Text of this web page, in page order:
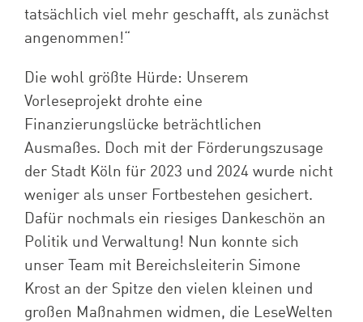
tatsächlich viel mehr geschafft, als zunächst
angenommen!“
Die wohl größte Hürde: Unserem
Vorleseprojekt drohte eine
Finanzierungslücke beträchtlichen
Ausmaßes. Doch mit der Förderungszusage
der Stadt Köln für 2023 und 2024 wurde nicht
weniger als unser Fortbestehen gesichert.
Dafür nochmals ein riesiges Dankeschön an
Politik und Verwaltung! Nun konnte sich
unser Team mit Bereichsleiterin Simone
Krost an der Spitze den vielen kleinen und
großen Maßnahmen widmen, die LeseWelten